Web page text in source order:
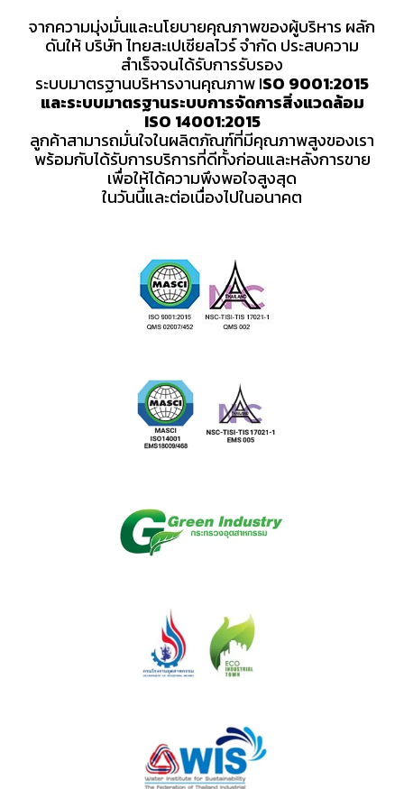
จากความมุ่งมั่นและนโยบายคุณภาพของผู้บริหาร ผลัก
ดันให้ บริษัท ไทยสะเปเชียลไวร์ จำกัด ประสบความ
สำเร็จจนได้รับการรับรอง
ระบบมาตรฐานบริหารงานคุณภาพ ISO 9001:2015
และระบบมาตรฐานระบบการจัดการสิ่งแวดล้อม
ISO 14001:2015
ลูกค้าสามารถมั่นใจในผลิตภัณฑ์ที่มีคุณภาพสูงของเรา
พร้อมกับได้รับการบริการที่ดีทั้งก่อนและหลังการขาย
เพื่อให้ได้ความพึงพอใจสูงสุด
ในวันนี้และต่อเนื่องไปในอนาคต